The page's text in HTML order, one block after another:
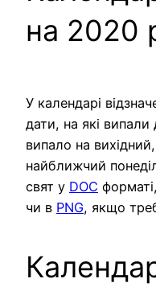
на 2020
У календарі
дати, на які
випало на
найближчий
свят у DOC
чи в PNG, якщо